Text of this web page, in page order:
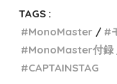
TAGS :
MonoMaster
MonoMaster付録
CAPTAINSTAG